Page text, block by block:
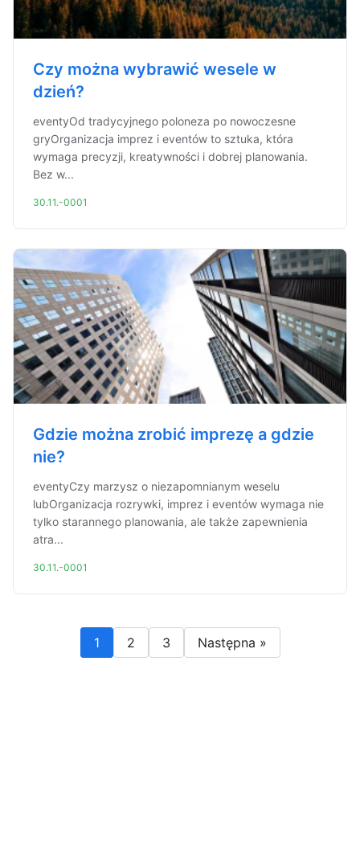
Czy można wybrawić wesele w
dzień?
eventyOd tradycyjnego poloneza po nowoczesne
gryOrganizacja imprez i eventów to sztuka, która
wymaga precyzji, kreatywności i dobrej planowania.
Bez w...
30.11.-0001
Gdzie można zrobić imprezę a gdzie
nie?
eventyCzy marzysz o niezapomnianym weselu
lubOrganizacja rozrywki, imprez i eventów wymaga nie
tylko starannego planowania, ale także zapewnienia
atra...
30.11.-0001
1 2 3 Następna »